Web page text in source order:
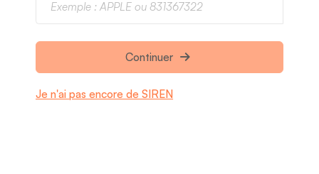
Continuer
Je n'ai pas encore de SIREN